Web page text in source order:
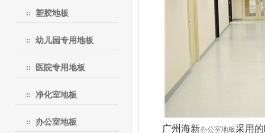
塑胶地板
幼儿园专用地板
医院专用地板
净化室地板
办公室地板
广州海新办公室地板采用